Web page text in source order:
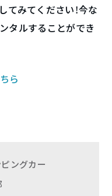
てみてください！今な
タルすることができ
ら
ングカー